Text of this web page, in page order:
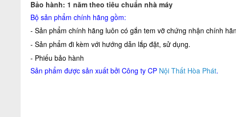
Bảo hành: 1 năm theo tiêu chuẩn nhà máy
Bộ sản phẩm chính hãng gồm:
- Sản phẩm chính hãng luôn có gắn tem vỡ chứng nhận chính
- Sản phẩm đi kèm với hướng dẫn lắp đặt, sử dụng.
- Phiếu bảo hành
Sản phẩm được sản xuất bởi Công ty CP Nội Thất Hòa Phát.